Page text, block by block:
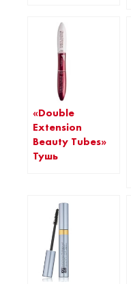
«Double
Extension
Beauty Tubes»
Тушь